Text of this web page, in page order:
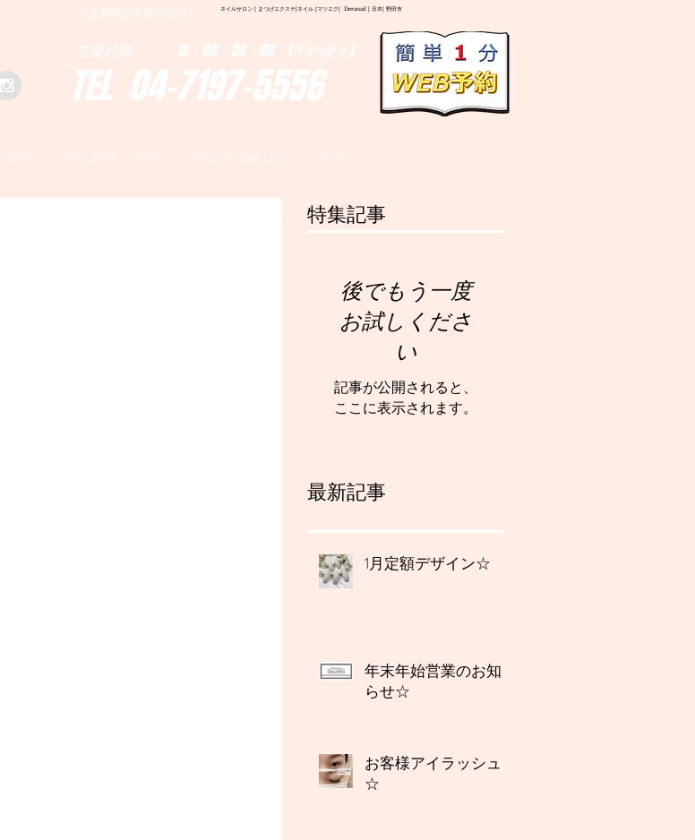
ネイルサロン | まつげエクステ|ネイル |マツエク| Deranail | 日本| 野田市
千葉県野田市野田790-1
TEL 04-7197-5556
営業時間 10：00～20：00 (予約優先)
特集記事
後でもう一度
お試しくださ
い
記事が公開されると、
ここに表示されます。
最新記事
1月定額デザイン☆
年末年始営業のお知
らせ☆
お客様アイラッシュ
☆